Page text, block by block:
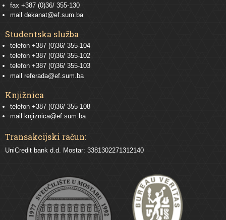
fax +387 (0)36/ 355-130
mail dekanat@ef.sum.ba
Studentska služba
telefon +387 (0)36/ 355-104
telefon +387 (0)36/ 355-102
telefon +387 (0)36/ 355-103
mail referada@ef.sum.ba
Knjižnica
telefon +387 (0)36/ 355-108
mail
knjiznica@ef.sum.ba
Transakcijski račun:
UniCredit bank d.d. Mostar: 3381302271312140